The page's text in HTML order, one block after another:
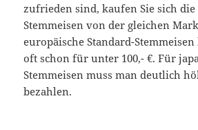
zufrieden sind, kaufen Sie sich
Stemmeisen von der gleichen
europäische Standard-
oft schon für unter 100,- €. Für
Stemmeisen muss man deutlich
bezahlen.